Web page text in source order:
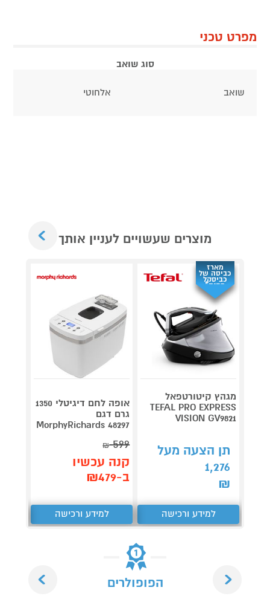
מפרט טכני
סוג שואב
שואב אלחוטי
מוצרים שעשויים לעניין אותך
מארז
כביסה של
כביסקל
מתנה*
מגהץ קיטורטפאל
TEFAL PRO EXPRESS
VISION GV9821
תן הצעה מעל
1,276
₪
למידע ורכישה
אופה לחם דיגיטלי 1350
גרם דגם
MorphyRichards 48297
599
₪
קנה עכשיו
ב-₪479
למידע ורכישה
הפופולרים